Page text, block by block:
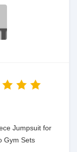
Jumpsuit for
Gym Sets